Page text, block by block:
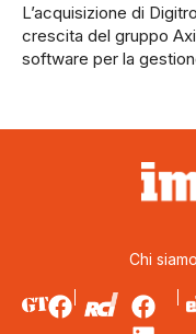
L’acquisizione di
crescita del gruppo
software per la
Chi siamo